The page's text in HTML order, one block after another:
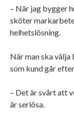
– När jag bygger
sköter
helhetslösning.
När man ska
som kund går
– Det är svårt att
är seriösa.